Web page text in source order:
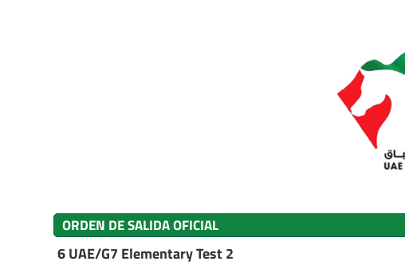
ORDEN DE SALIDA OFICIAL
6 UAE/G7 Elementary Test 2